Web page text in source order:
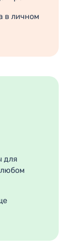
в личном
для
любом